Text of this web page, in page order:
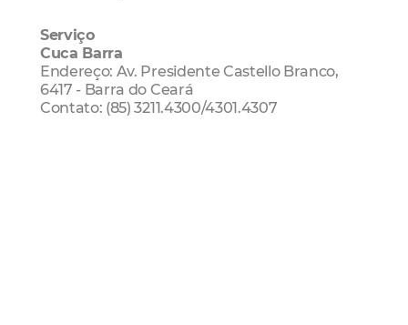
Serviço
Cuca Barra
Endereço: Av. Presidente Castello Branco,
6417 - Barra do Ceará
Contato: (85) 3211.4300/4301.4307